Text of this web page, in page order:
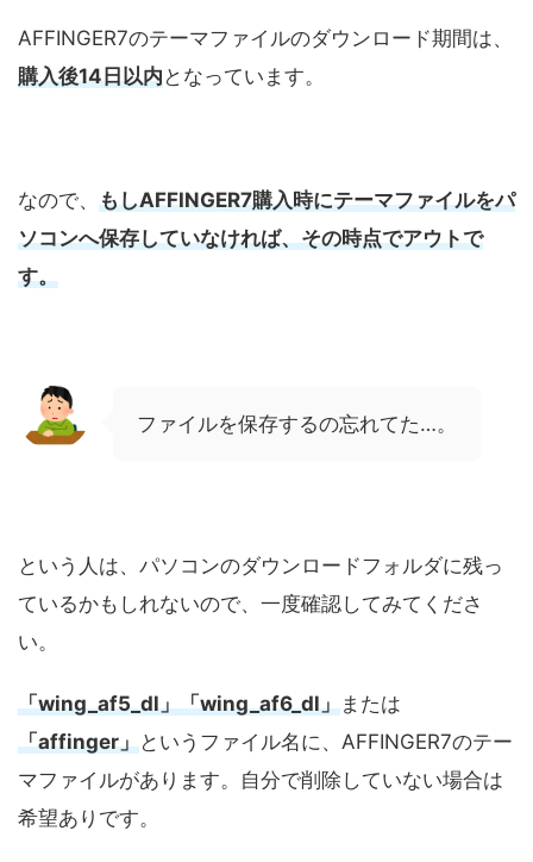
AFFINGER7のテーマファイルのダウンロード期間は、
購入後14日以内となっています。
なので、 もしAFFINGER7購入時にテーマファイルをパ
ソコンへ保存していなければ、その時点でアウトで
す。
ファイルを保存するの忘れてた…。
という人は、パソコンのダウンロードフォルダに残っ
ているかもしれないので、一度確認してみてくださ
い。
「wing_af5_dl」「wing_af6_dl」または
「affinger」というファイル名に、AFFINGER7のテー
マファイルがあります。自分で削除していない場合は
希望ありです。